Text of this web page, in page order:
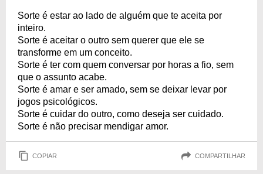
Sorte é estar ao lado de alguém que te aceita por
inteiro.
Sorte é aceitar o outro sem querer que ele se
transforme em um conceito.
Sorte é ter com quem conversar por horas a fio, sem
que o assunto acabe.
Sorte é amar e ser amado, sem se deixar levar por
jogos psicológicos.
Sorte é cuidar do outro, como deseja ser cuidado.
Sorte é não precisar mendigar amor.
COPIAR COMPARTILHAR